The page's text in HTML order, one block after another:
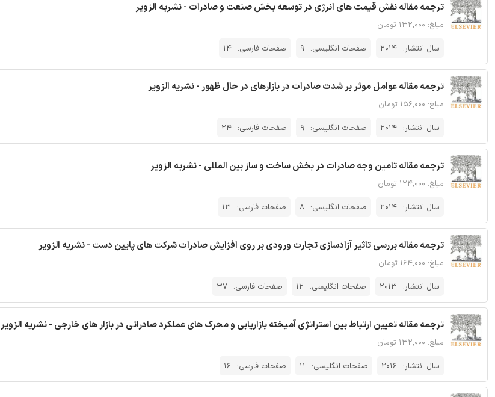
ترجمه مقاله نقش قیمت های انرژی در توسعه بخش صنعت و صادرات - نشریه الزویر
مبلغ: ۱۳۲,۰۰۰ تومان
سال انتشار: 2014 صفحات انگلیسی: 9 صفحات فارسی: 14
ترجمه مقاله عوامل موثر بر شدت صادرات در بازارهای در حال ظهور - نشریه الزویر
مبلغ: ۱۵۶,۰۰۰ تومان
سال انتشار: 2014 صفحات انگلیسی: 9 صفحات فارسی: 24
ترجمه مقاله تامین وجه صادرات در بخش ساخت و ساز بین المللی - نشریه الزویر
مبلغ: ۱۲۴,۰۰۰ تومان
سال انتشار: 2014 صفحات انگلیسی: 8 صفحات فارسی: 13
ترجمه مقاله بررسی تاثیر آزادسازی تجارت ورودی بر روی افزایش صادرات شرکت های پایین دست - نشریه الزویر
مبلغ: ۱۶۴,۰۰۰ تومان
سال انتشار: 2013 صفحات انگلیسی: 12 صفحات فارسی: 37
ترجمه مقاله تعیین ارتباط بین استراتژی آمیخته بازاریابی و محرک های عملکرد صادراتی در بازار های خارجی - نشریه الزویر
مبلغ: ۱۳۲,۰۰۰ تومان
سال انتشار: 2016 صفحات انگلیسی: 11 صفحات فارسی: 16